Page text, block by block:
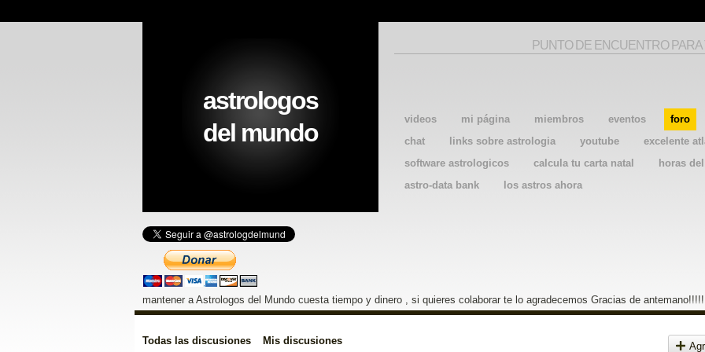
videos mi página miembros eventos
foro
chat
links sobre astrologia youtube
excelente
software astrologicos
calcula tu carta natal
horas
astro-data bank
los astros ahora
astrologos
del mundo
PUNTO DE ENCUENTRO
mantener a Astrologos del Mundo cuesta tiempo y dinero , si quieres colaborar te lo agradecemos Gracias de
Todas las discusiones Mis discusiones